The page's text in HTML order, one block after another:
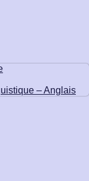
– Anglais